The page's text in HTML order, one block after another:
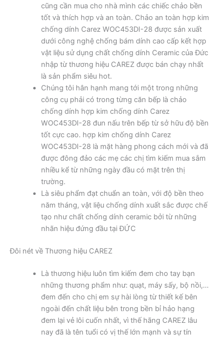
cũng cần mua cho nhà mình các chiếc chảo bền
tốt và thích hợp và an toàn. Chảo an toàn hợp kim
chống dính Carez WOC453DI-28 được sản xuất
dưới công nghệ chống bám dính cao cấp kết hợp
vật liệu sử dụng chất chống dính Ceramic của Đức
nhập từ thương hiệu CAREZ được bán chạy nhất
là sản phẩm siêu hot.
Chúng tôi hân hạnh mang tới một trong những
công cụ phải có trong từng căn bếp là chảo
chống dính hợp kim chống dính Carez
WOC453DI-28 đun nấu trên bếp từ sở hữu độ bền
tốt cực cao. hợp kim chống dính Carez
WOC453DI-28 là mặt hàng phong cách mới và đã
được đông đảo các mẹ các chị tìm kiếm mua sắm
nhiều kể từ những ngày đầu có mặt trên thị
trường.
Là siêu phẩm đạt chuẩn an toàn, với độ bền theo
năm tháng, vật liệu chống dính xuất sắc được chế
tạo như chất chống dính ceramic bởi từ những
nhãn hiệu đứng đầu tại ĐỨC
Đôi nét về Thương hiệu CAREZ
Là thương hiệu luôn tìm kiếm đem cho tay bạn
những thương phẩm như: quạt, máy sấy, bộ nồi,…
đem đến cho chị em sự hài lòng từ thiết kế bên
ngoài đến chất liệu bên trong bền bỉ hảo hạng
đem lại vẻ lôi cuốn nhất, vì thế hãng CAREZ lâu
nay đã là tên tuổi có vị thế lớn mạnh và sự tín